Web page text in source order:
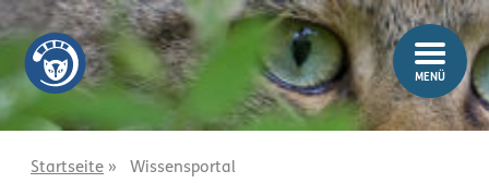
u
I
n
u
H
a
MENÜ
Startseite » Wissensportal